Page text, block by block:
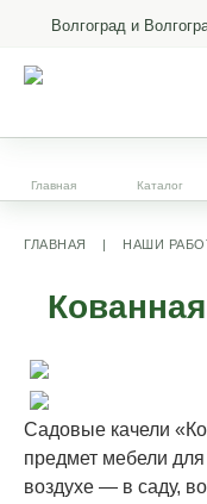
Волгоград и
Главная Каталог
ГЛАВНАЯ | НАШИ
Садовые качели
предмет мебели
воздухе — в саду,